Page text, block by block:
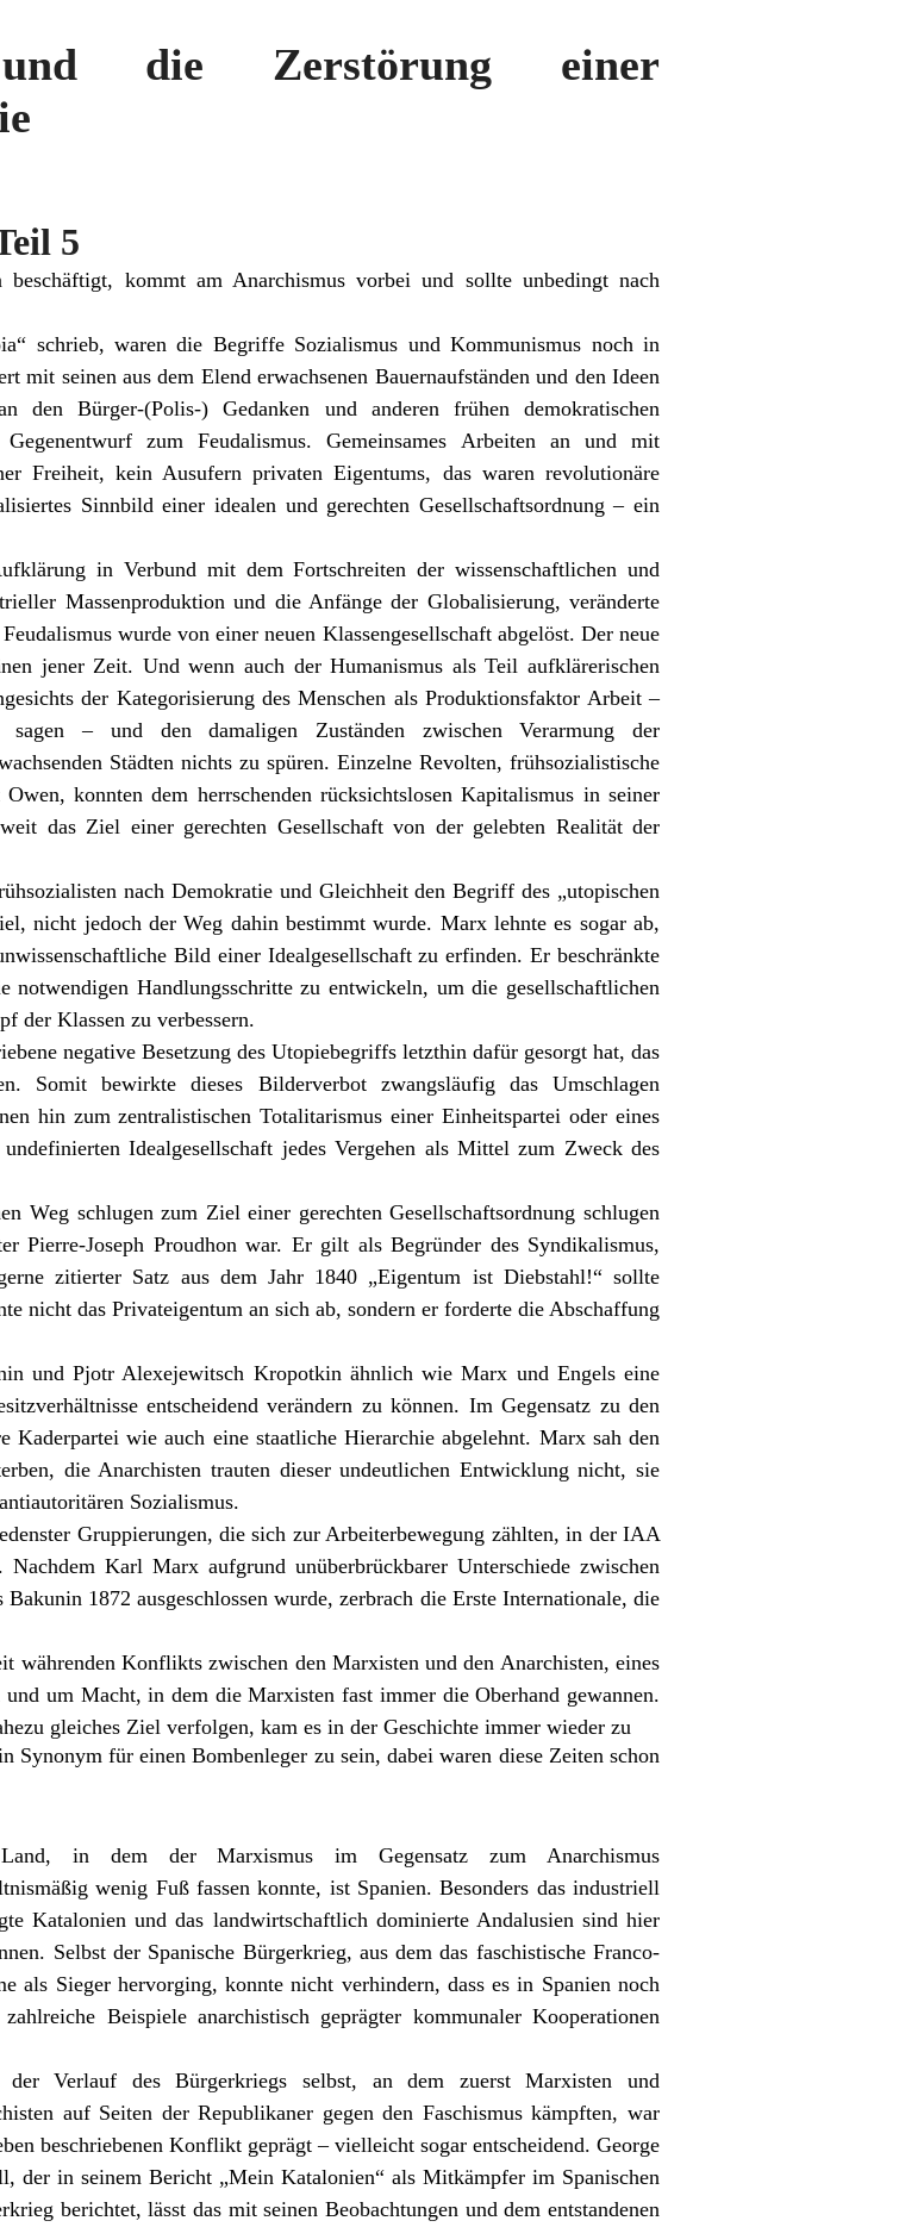
die Zerstörung einer
5
kommt am Anarchismus vorbei und sollte unbedingt nach
“ schrieb, waren die Begriffe Sozialismus und Kommunismus noch in
mit seinen aus dem Elend erwachsenen Bauernaufständen und den Ideen
den Bürger-(Polis-) Gedanken und anderen frühen demokratischen
zum Feudalismus. Gemeinsames Arbeiten an und mit
Freiheit, kein Ausufern privaten Eigentums, das waren revolutionäre
Sinnbild einer idealen und gerechten Gesellschaftsordnung – ein
in Verbund mit dem Fortschreiten der wissenschaftlichen und
Massenproduktion und die Anfänge der Globalisierung, veränderte
wurde von einer neuen Klassengesellschaft abgelöst. Der neue
jener Zeit. Und wenn auch der Humanismus als Teil aufklärerischen
der Kategorisierung des Menschen als Produktionsfaktor Arbeit –
– und den damaligen Zuständen zwischen Verarmung der
Städten nichts zu spüren. Einzelne Revolten, frühsozialistische
Owen, konnten dem herrschenden rücksichtslosen Kapitalismus in seiner
das Ziel einer gerechten Gesellschaft von der gelebten Realität der
nach Demokratie und Gleichheit den Begriff des „utopischen
nicht jedoch der Weg dahin bestimmt wurde. Marx lehnte es sogar ab,
Bild einer Idealgesellschaft zu erfinden. Er beschränkte
notwendigen Handlungsschritte zu entwickeln, um die gesellschaftlichen
der Klassen zu verbessern.
negative Besetzung des Utopiebegriffs letzthin dafür gesorgt hat, das
Somit bewirkte dieses Bilderverbot zwangsläufig das Umschlagen
hin zum zentralistischen Totalitarismus einer Einheitspartei oder eines
Idealgesellschaft jedes Vergehen als Mittel zum Zweck des
Weg schlugen zum Ziel einer gerechten Gesellschaftsordnung schlugen
Pierre-Joseph Proudhon war. Er gilt als Begründer des Syndikalismus,
zitierter Satz aus dem Jahr 1840 „Eigentum ist Diebstahl!“ sollte
nicht das Privateigentum an sich ab, sondern er forderte die Abschaffung
und Pjotr Alexejewitsch Kropotkin ähnlich wie Marx und Engels eine
entscheidend verändern zu können. Im Gegensatz zu den
wie auch eine staatliche Hierarchie abgelehnt. Marx sah den
die Anarchisten trauten dieser undeutlichen Entwicklung nicht, sie
Sozialismus.
Gruppierungen, die sich zur Arbeiterbewegung zählten, in der IAA
Nachdem Karl Marx aufgrund unüberbrückbarer Unterschiede zwischen
1872 ausgeschlossen wurde, zerbrach die Erste Internationale, die
währenden Konflikts zwischen den Marxisten und den Anarchisten, eines
um Macht, in dem die Marxisten fast immer die Oberhand gewannen.
gleiches Ziel verfolgen, kam es in der Geschichte immer wieder zu
Synonym für einen Bombenleger zu sein, dabei waren diese Zeiten schon
in dem der Marxismus im Gegensatz zum Anarchismus
wenig Fuß fassen konnte, ist Spanien. Besonders das industriell
Katalonien und das landwirtschaftlich dominierte Andalusien sind hier
Selbst der Spanische Bürgerkrieg, aus dem das faschistische Franco-
als Sieger hervorging, konnte nicht verhindern, dass es in Spanien noch
zahlreiche Beispiele anarchistisch geprägter kommunaler Kooperationen
der Verlauf des Bürgerkriegs selbst, an dem zuerst Marxisten und
auf Seiten der Republikaner gegen den Faschismus kämpften, war
beschriebenen Konflikt geprägt – vielleicht sogar entscheidend. George
der in seinem Bericht „Mein Katalonien“ als Mitkämpfer im Spanischen
berichtet, lässt das mit seinen Beobachtungen und dem entstandenen